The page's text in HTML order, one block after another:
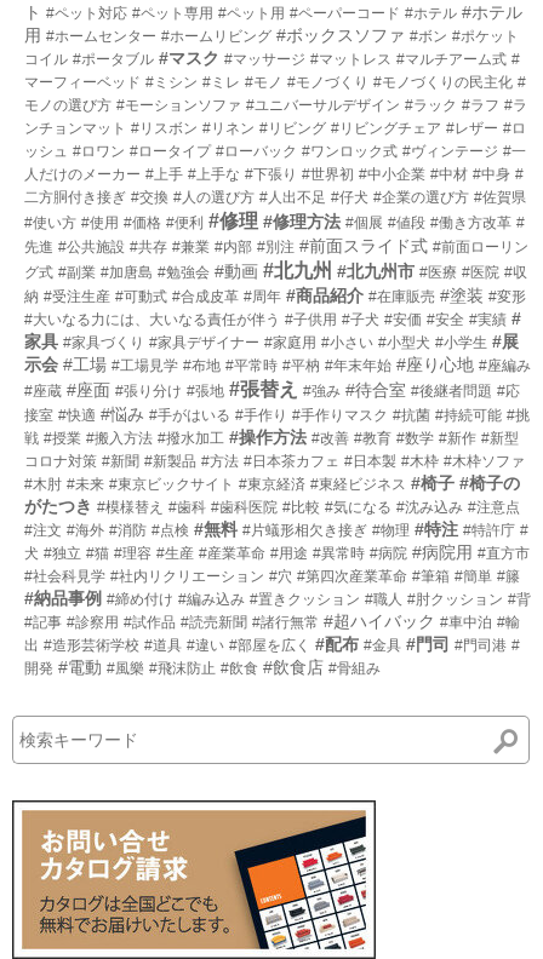
ト #ペット対応 #ペット専用 #ペット用 #ペーパーコード #ホテル #ホテル
用 #ホームセンター #ホームリビング #ボックスソファ #ボン #ポケット
コイル #ポータブル #マスク #マッサージ #マットレス #マルチアーム式 #
マーフィーベッド #ミシン #ミレ #モノ #モノづくり #モノづくりの民主化 #
モノの選び方 #モーションソファ #ユニバーサルデザイン #ラック #ラフ #ラ
ンチョンマット #リスボン #リネン #リビング #リビングチェア #レザー #ロ
ッシュ #ロワン #ロータイプ #ローバック #ワンロック式 #ヴィンテージ #一
人だけのメーカー #上手 #上手な #下張り #世界初 #中小企業 #中材 #中身 #
二方胴付き接ぎ #交換 #人の選び方 #人出不足 #仔犬 #企業の選び方 #佐賀県
#使い方 #使用 #価格 #便利 #修理 #修理方法 #個展 #値段 #働き方改革 #
先進 #公共施設 #共存 #兼業 #内部 #別注 #前面スライド式 #前面ローリン
グ式 #副業 #加唐島 #勉強会 #動画 #北九州 #北九州市 #医療 #医院 #収
納 #受注生産 #可動式 #合成皮革 #周年 #商品紹介 #在庫販売 #塗装 #変形
#大いなる力には、大いなる責任が伴う #子供用 #子犬 #安価 #安全 #実績 #
家具 #家具づくり #家具デザイナー #家庭用 #小さい #小型犬 #小学生 #展
示会 #工場 #工場見学 #布地 #平常時 #平枘 #年末年始 #座り心地 #座編み
#座蔵 #座面 #張り分け #張地 #張替え #強み #待合室 #後継者問題 #応
接室 #快適 #悩み #手がはいる #手作り #手作りマスク #抗菌 #持続可能 #挑
戦 #授業 #搬入方法 #撥水加工 #操作方法 #改善 #教育 #数学 #新作 #新型
コロナ対策 #新聞 #新製品 #方法 #日本茶カフェ #日本製 #木枠 #木枠ソファ
#木肘 #未来 #東京ビックサイト #東京経済 #東経ビジネス #椅子 #椅子の
がたつき #模様替え #歯科 #歯科医院 #比較 #気になる #沈み込み #注意点
#注文 #海外 #消防 #点検 #無料 #片蟻形相欠き接ぎ #物理 #特注 #特許庁 #
犬 #独立 #猫 #理容 #生産 #産業革命 #用途 #異常時 #病院 #病院用 #直方市
#社会科見学 #社内リクリエーション #穴 #第四次産業革命 #筆箱 #簡単 #籐
#納品事例 #締め付け #編み込み #置きクッション #職人 #肘クッション #背
#記事 #診察用 #試作品 #読売新聞 #諸行無常 #超ハイバック #車中泊 #輸
出 #造形芸術学校 #道具 #違い #部屋を広く #配布 #金具 #門司 #門司港 #
開発 #電動 #風樂 #飛沫防止 #飲食 #飲食店 #骨組み